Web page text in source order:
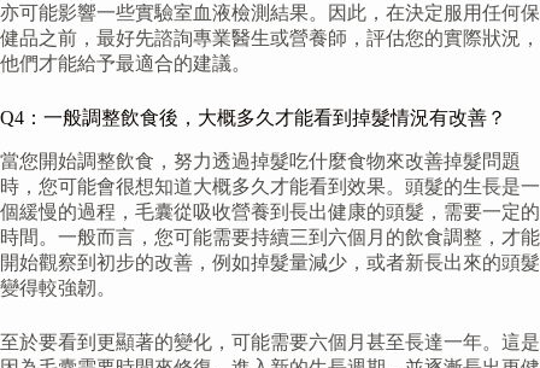
亦可能影響一些實驗室血液檢測結果。因此，在決定服用任何保
健品之前，最好先諮詢專業醫生或營養師，評估您的實際狀況，
他們才能給予最適合的建議。
Q4：一般調整飲食後，大概多久才能看到掉髮情況有改善？
當您開始調整飲食，努力透過掉髮吃什麼食物來改善掉髮問題
時，您可能會很想知道大概多久才能看到效果。頭髮的生長是一
個緩慢的過程，毛囊從吸收營養到長出健康的頭髮，需要一定的
時間。一般而言，您可能需要持續三到六個月的飲食調整，才能
開始觀察到初步的改善，例如掉髮量減少，或者新長出來的頭髮
變得較強韌。
至於要看到更顯著的變化，可能需要六個月甚至長達一年。這是